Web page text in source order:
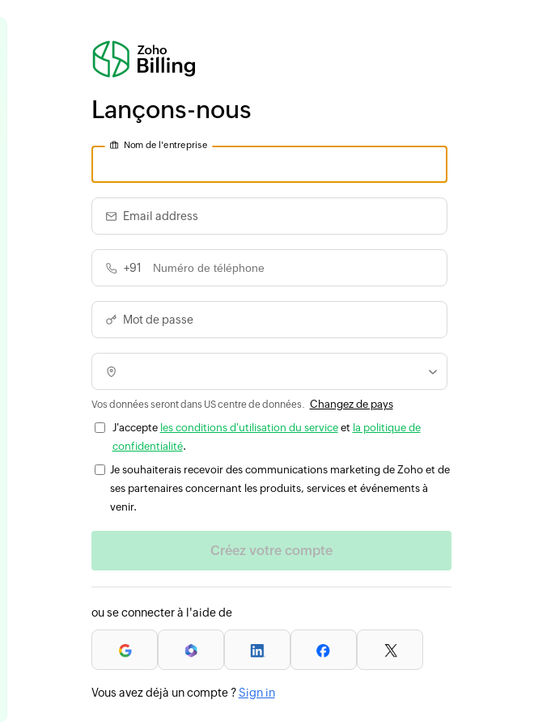
Lançons-nous
Nom de l'entreprise
Email address
+91
Mot de passe
Vos données seront dans US centre de données. Changez de pays
J'accepte les conditions d'utilisation du serviceet la politique de
confidentialité.
Je souhaiterais recevoir des communications marketing de Zoho et de
ses partenaires concernant les produits, services et événements à
venir.
ou se connecter à l'aide de
Vous avez déjà un compte ?Sign in